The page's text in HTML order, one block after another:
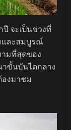
จะเป็นช่วงที่
และสมบูรณ์
มที่สุดของ
าขั้นบันไดกลาง
งมาชม